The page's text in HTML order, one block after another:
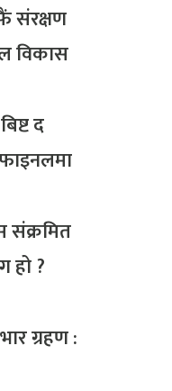
संरक्षण
विकास
द
संक्रमित
हो ?
ग्रहण :